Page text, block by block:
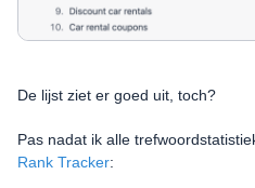
De lijst ziet er goed uit, toch?
Pas nadat ik alle
Rank Tracker: